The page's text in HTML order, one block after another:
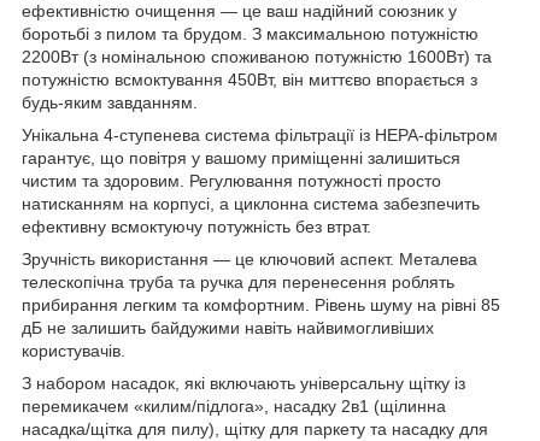
ефективністю очищення — це ваш надійний союзник у
боротьбі з пилом та брудом. З максимальною потужністю
2200Вт (з номінальною споживаною потужністю 1600Вт) та
потужністю всмоктування 450Вт, він миттєво впорається з
будь-яким завданням.
Унікальна 4-ступенева система фільтрації із НЕРА-фільтром
гарантує, що повітря у вашому приміщенні залишиться
чистим та здоровим. Регулювання потужності просто
натисканням на корпусі, а циклонна система забезпечить
ефективну всмоктуючу потужність без втрат.
Зручність використання — це ключовий аспект. Металева
телескопічна труба та ручка для перенесення роблять
прибирання легким та комфортним. Рівень шуму на рівні 85
дБ не залишить байдужими навіть найвимогливіших
користувачів.
З набором насадок, які включають універсальну щітку із
перемикачем «килим/підлога», насадку 2в1 (щілинна
насадка/щітка для пилу), щітку для паркету та насадку для